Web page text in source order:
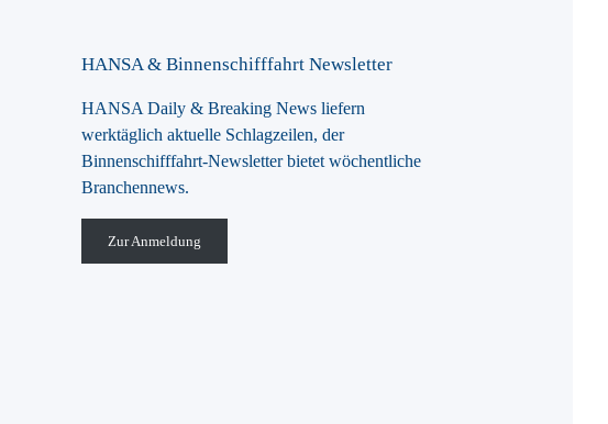
HANSA & Binnenschifffahrt Newsletter
HANSA Daily & Breaking News liefern
werktäglich aktuelle Schlagzeilen, der
Binnenschifffahrt-Newsletter bietet wöchentliche
Branchennews.
Zur Anmeldung